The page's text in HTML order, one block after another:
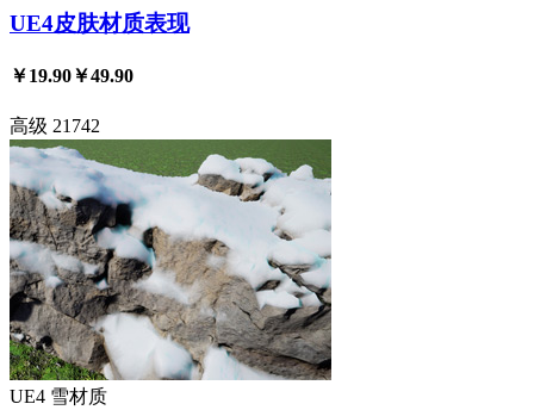
UE4皮肤材质表现
￥19.90￥49.90
高级 21742
UE4 雪材质